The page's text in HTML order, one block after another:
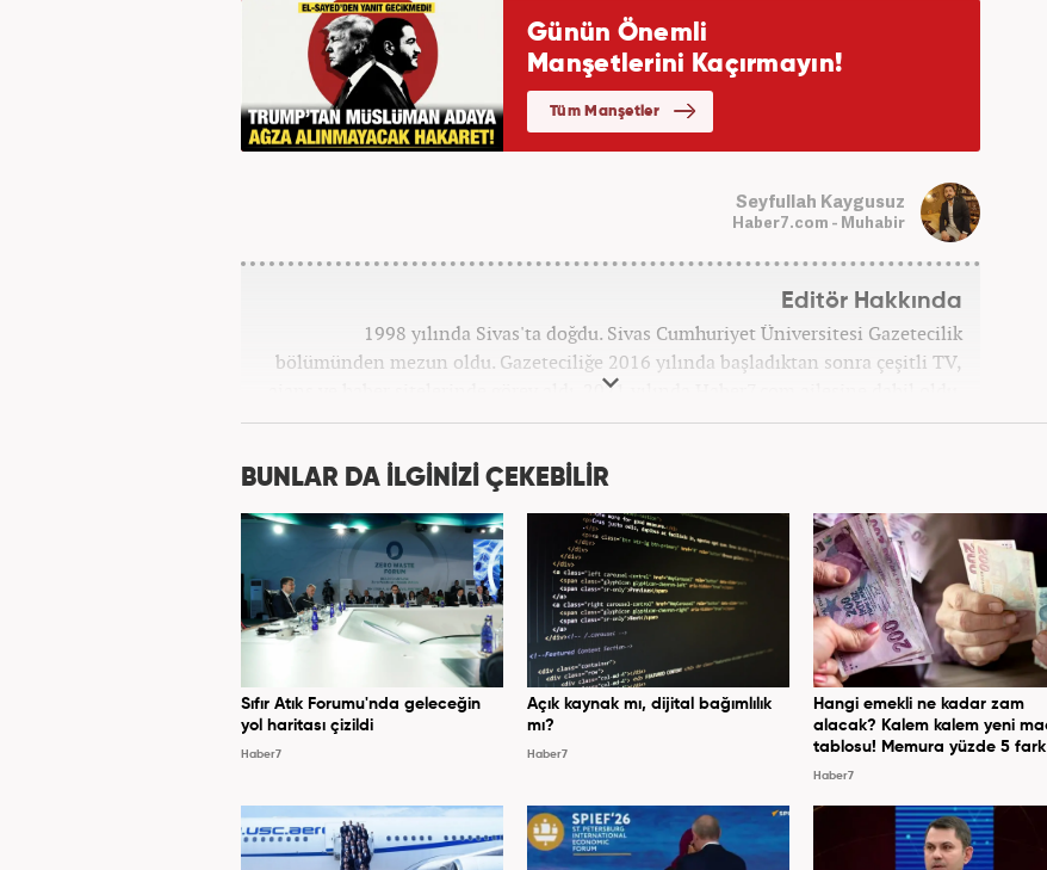
Seyfullah Kaygusuz
Haber7.com - Muhabir
Editör Hakkında
1998 yılında Sivas'ta doğdu. Sivas Cumhuriyet Üniversitesi Gazetecilik
bölümünden mezun oldu. Gazeteciliğe 2016 yılında başladıktan sonra çeşitli TV,
ajans ve haber sitelerinde görev aldı. 2021 yılında Haber7.com ailesine dahil oldu.
Osmanlıca ve İngilizce bilmektedir. Mesleki hayatına Haber7.com’da devam
BUNLAR DA İLGİNİZİ ÇEKEBİLİR
Sıfır Atık Forumu'nda geleceğin
yol haritası çizildi
Haber7
Açık kaynak mı, dijital bağımlılık
mı?
Haber7
Hangi emekli ne kadar zam
alacak? Kalem kalem yeni
tablosu! Memura yüzde 5 fark
Haber7